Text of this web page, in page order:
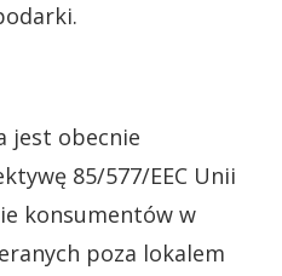
jest obecnie
85/577/EEC Unii
konsumentów w
poza lokalem